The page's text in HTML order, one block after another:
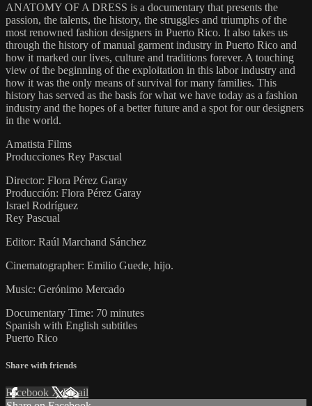
ANATOMY OF A DRESS is a documentary that presents the
passion, the talents, the history, the struggles and triumphs of the
most renowned fashion designers in Puerto Rico. It also takes us
through the history of manual garment industry in Puerto Rico and
how it marked our lives, culture and traditions forever. A touching
view of the beginning of the exploitation in this labor industry and
how it was the only means of survival for many families. This
history has served as the basis for what we have today as a fashion
industry and the hopes of a better future and a spot for our designers
in the world.
Amatista Films
Producciones Rey Pascual
Director: Flora Pérez Garay
Producción: Flora Pérez Garay
Israel Rodríguez
Rey Pascual
Editor: Raúl Marchand Sánchez
Cinematographer: Emilio Guede, hijo.
Music: Gerónimo Mercado
Documentary Time: 70 minutes
Spanish with English subtitles
Puerto Rico
Share with friends
Facebook XEmail